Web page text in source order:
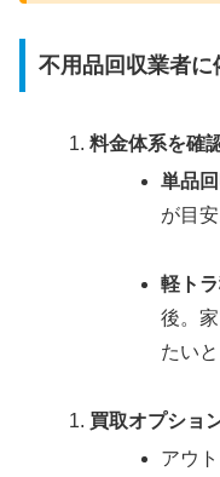
不用品回収業者に
料金体系を確
単品
が目安
軽ト
後。
たいと
買取オプショ
アウ